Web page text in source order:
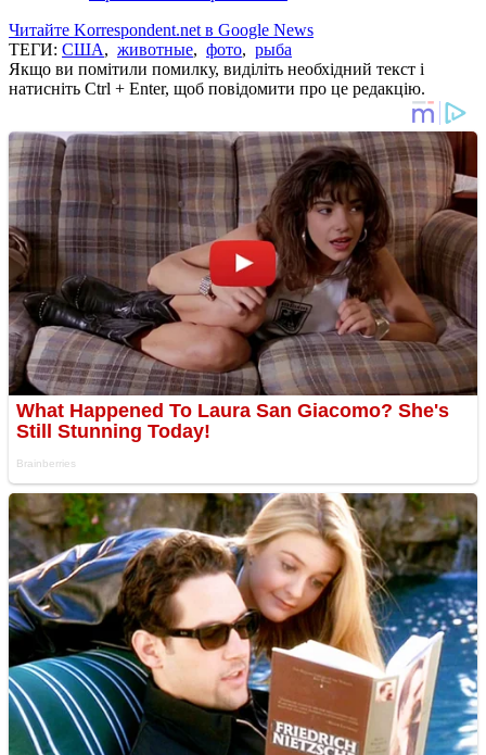
Читайте Korrespondent.net в Google News
ТЕГИ: США, животные, фото, рыба
Якщо ви помітили помилку, виділіть необхідний текст і
натисніть Ctrl + Enter, щоб повідомити про це редакцію.